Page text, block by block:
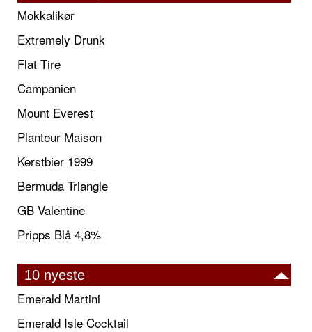
Mokkalikør
Extremely Drunk
Flat Tire
Campanien
Mount Everest
Planteur Maison
Kerstbier 1999
Bermuda Triangle
GB Valentine
Pripps Blå 4,8%
10 nyeste
Emerald Martini
Emerald Isle Cocktail